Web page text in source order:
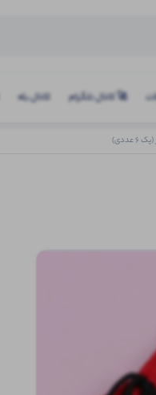
🚀 کانال تلگرام کانال بله